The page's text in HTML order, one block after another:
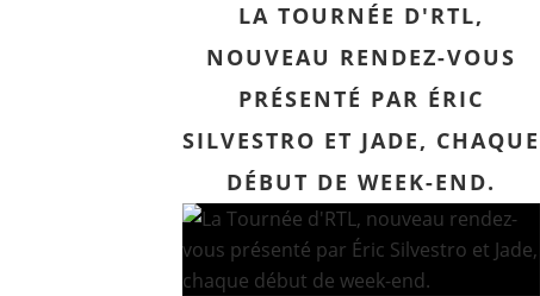
LA TOURNÉE D'RTL,
NOUVEAU RENDEZ-VOUS
PRÉSENTÉ PAR ÉRIC
SILVESTRO ET JADE, CHAQUE
DÉBUT DE WEEK-END.